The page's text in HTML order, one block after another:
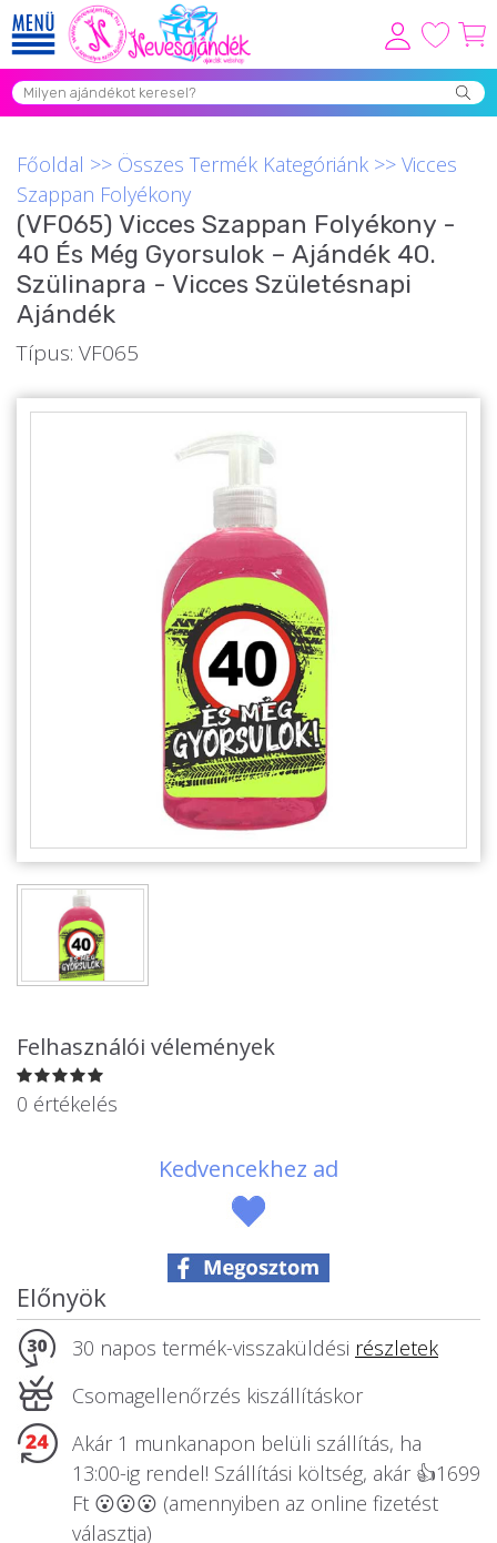
Viszonteladóknak
Grill Party Kellékek ❤️
Egyedi Ajándékok Rendelés
Összes Ajándék Kategória ⭐
Vicces Pólók
Szerelmes Ajándékok ❤
Budapest Ajándéktárgyak
Ajándék Ötletek Férfiaknak
Ajándék Gyerekeknek
Barátnak/Barátnőnek
Vicces ajándékok
Foglalkozás szerint
Sport/Hobbi szerint
Főoldal >> Összes Termék Kategóriánk >> Vicces
Szappan Folyékony
(VF065) Vicces Szappan Folyékony -
40 És Még Gyorsulok – Ajándék 40.
Szülinapra - Vicces Születésnapi
Ajándék
Típus: VF065
Felhasználói vélemények
0 értékelés
Kedvencekhez ad
Előnyök
30 napos termék-visszaküldési részletek
Csomagellenőrzés kiszállításkor
Akár 1 munkanapon belüli szállítás, ha
13:00-ig rendel! Szállítási költség, akár 👍1699
Ft 😮😮😮 (amennyiben az online fizetést
választja)